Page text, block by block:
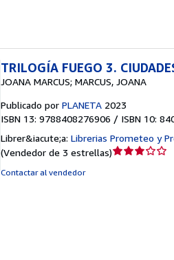
TRILOGÍA FUEGO 3.
JOANA MARCUS; MARCUS, JOANA
Publicado por PLANETA 2023
ISBN 13: 9788408276906 / ISBN 10:
Librer&iacute;a: Librerias Prometeo y
(Vendedor de 3 estrellas)Calificación
Contactar al vendedor